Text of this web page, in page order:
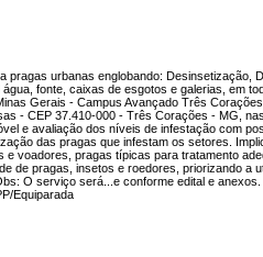
pragas urbanas englobando: Desinsetização,
fonte, caixas de esgotos e galerias, em
Gerais - Campus Avançado Três
- CEP 37.410-000 - Três Corações - MG,
e avaliação dos níveis de infestação com
das pragas que infestam os setores.
voadores, pragas típicas para tratamento
de pragas, insetos e roedores, priorizando a
O serviço será...e conforme edital e anexos.
Equiparada